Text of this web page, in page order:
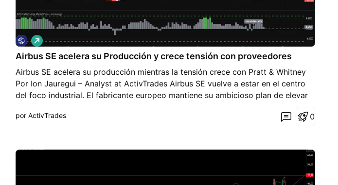
Airbus SE acelera su Producción y crece tensión con proveedores
Airbus SE acelera su producción mientras la tensión crece con Pratt & Whitney
Por Ion Jauregui – Analyst at ActivTrades Airbus SE vuelve a estar en el centro
del foco industrial. El fabricante europeo mantiene su ambicioso plan de elevar
presión sobre la cadena de suministro —especialmente la de motores—
Airbus para asegurar entregas de motores más allá de 2027. Aunque el
aumentando. La causa: retrasos acumulados en las reparaciones de sus motores
L
a
r
o
por ActivTrades 0